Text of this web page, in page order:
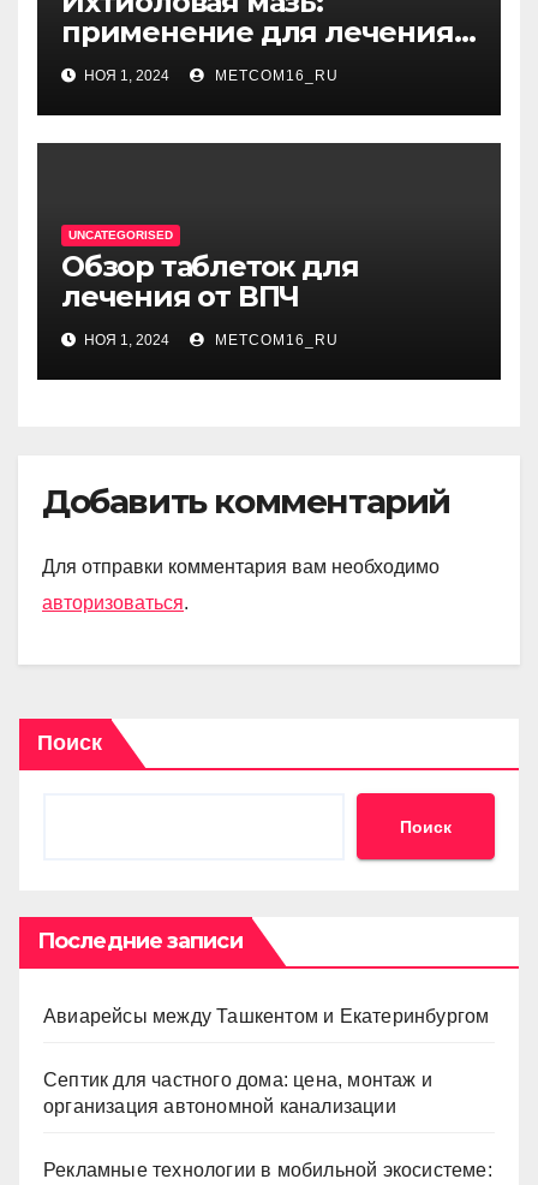
применение для лечения
фурункулов
НОЯ 1, 2024 METCOM16_RU
UNCATEGORISED
Обзор таблеток для
лечения от ВПЧ
НОЯ 1, 2024 METCOM16_RU
Добавить комментарий
Для отправки комментария вам необходимо
авторизоваться.
Поиск
Поиск
Последние записи
Авиарейсы между Ташкентом и Екатеринбургом
Септик для частного дома: цена, монтаж и
организация автономной канализации
Рекламные технологии в мобильной экосистеме: